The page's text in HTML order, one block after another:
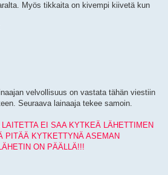
Myös tikkaita on kivempi kiivetä kun
velvollisuus on vastata tähän viestiin
Seuraava lainaaja tekee samoin.
EI SAA KYTKEÄ LÄHETTIMEN
PITÄÄ KYTKETTYNÄ ASEMAN
ON PÄÄLLÄ!!!